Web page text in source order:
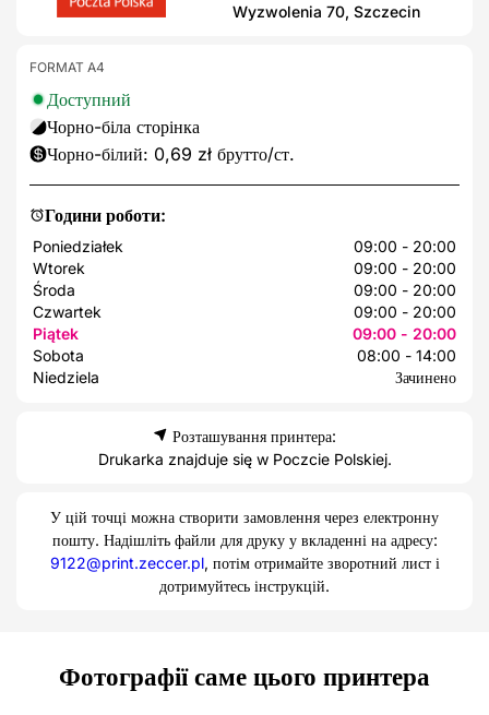
Wyzwolenia 70, Szczecin
Години роботи:
Poniedziałek
09:00 - 20:00
Wtorek
09:00 - 20:00
Środa
09:00 - 20:00
Czwartek
09:00 - 20:00
Piątek
09:00 - 20:00
Sobota
08:00 - 14:00
Niedziela
Зачинено
FORMAT A4
Доступний
Чорно-біла сторінка
Чорно-білий: 0,69 zł брутто/ст.
Розташування принтера:
Drukarka znajduje się w Poczcie Polskiej.
У цій точці можна створити замовлення через електронну
пошту. Надішліть файли для друку у вкладенні на адресу:
9122@print.zeccer.pl, потім отримайте зворотний лист і
дотримуйтесь інструкцій.
Фотографії саме цього принтера